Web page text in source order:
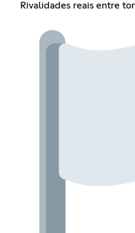
Rivalidades reais entre